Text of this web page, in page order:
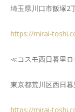
埼玉県川口市飯塚2
https://mirai-
≪コスモ西日暮里
東京都荒川区西日
https://mirai-